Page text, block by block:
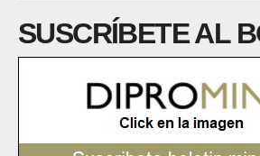
SUSCRÍBETE AL